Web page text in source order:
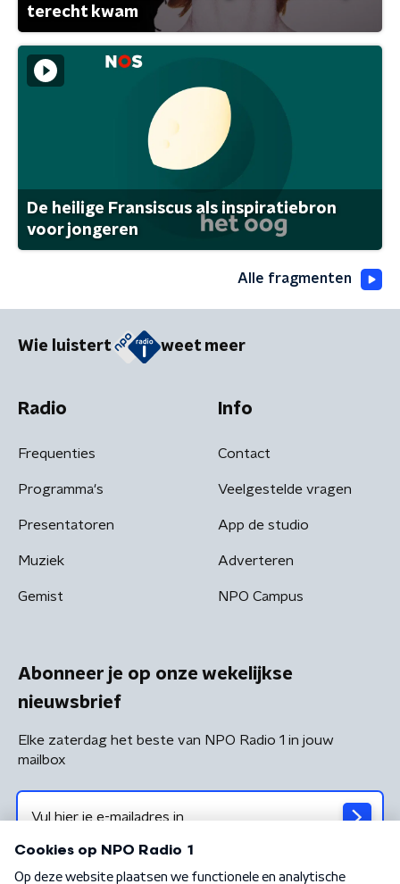
terecht kwam
De heilige Fransiscus als inspiratiebron
voor jongeren
Alle fragmenten
Wie luistert weet meer
Radio
Frequenties
Programma's
Presentatoren
Muziek
Gemist
Info
Contact
Veelgestelde vragen
App de studio
Adverteren
NPO Campus
Abonneer je op onze wekelijkse
nieuwsbrief
Elke zaterdag het beste van NPO Radio 1 in jouw
mailbox